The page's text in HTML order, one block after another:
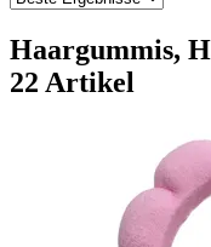
Haargummis,
22 Artikel